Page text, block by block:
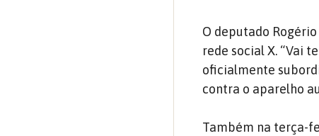
O deputado
rede social X. “Vai
oficialmente
contra o aparelho
Também na terça-